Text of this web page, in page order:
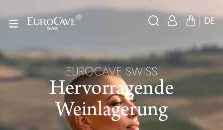
DE
EUROCAVE SWISS
Hervorragende
Weinlagerung